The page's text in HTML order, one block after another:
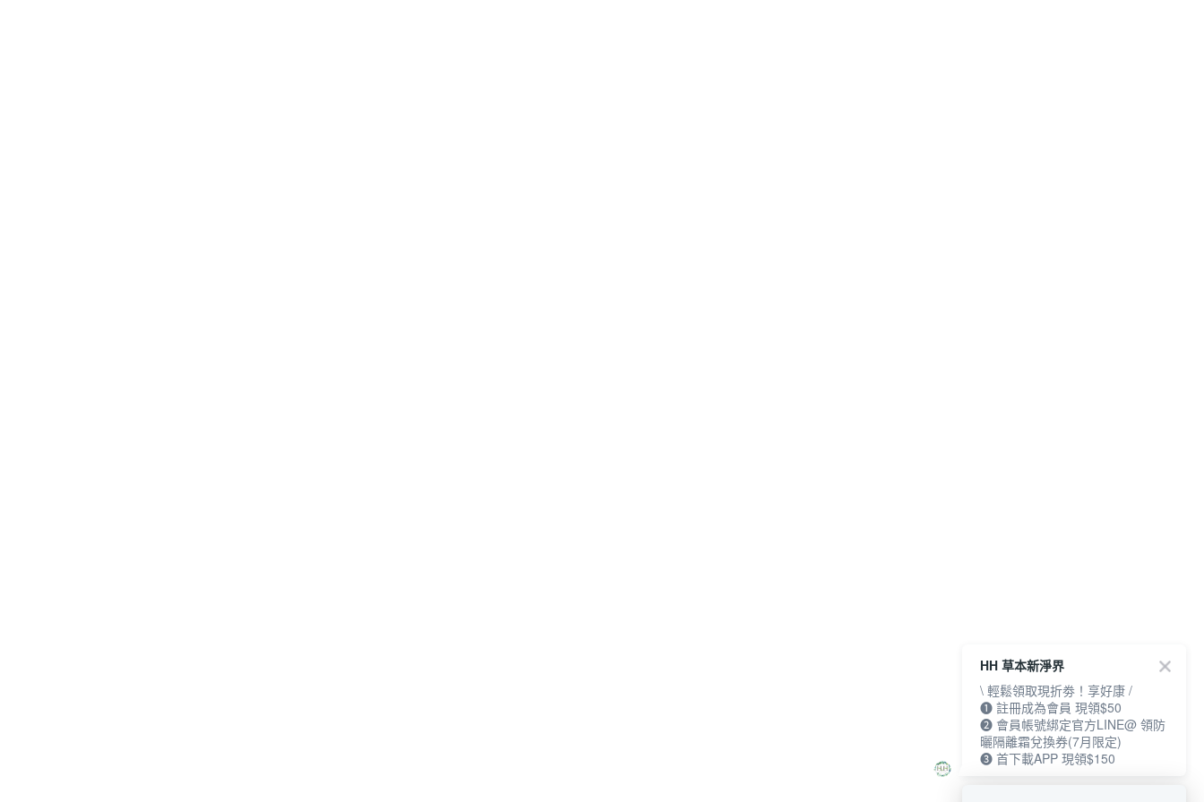
HH 草本新淨界
\ 輕鬆領取現折劵！享好康 /
❶ 註冊成為會員 現領$50
❷ 會員帳號綁定官方LINE@ 領防
曬隔離霜兌換券(7月限定)
❸ 首下載APP 現領$150